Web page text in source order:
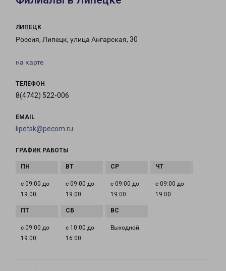
ЛИПЕЦК
Россия, Липецк, улица Ангарская, 30
на карте
ТЕЛЕФОН
8(4742) 522-006
EMAIL
lipetsk@pecom.ru
ГРАФИК РАБОТЫ
с 09:00 до
19:00
с 09:00 до
19:00
с 09:00 до
19:00
с 09:00 до
19:00
с 09:00 до
19:00
с 10:00 до
16:00
Выходной